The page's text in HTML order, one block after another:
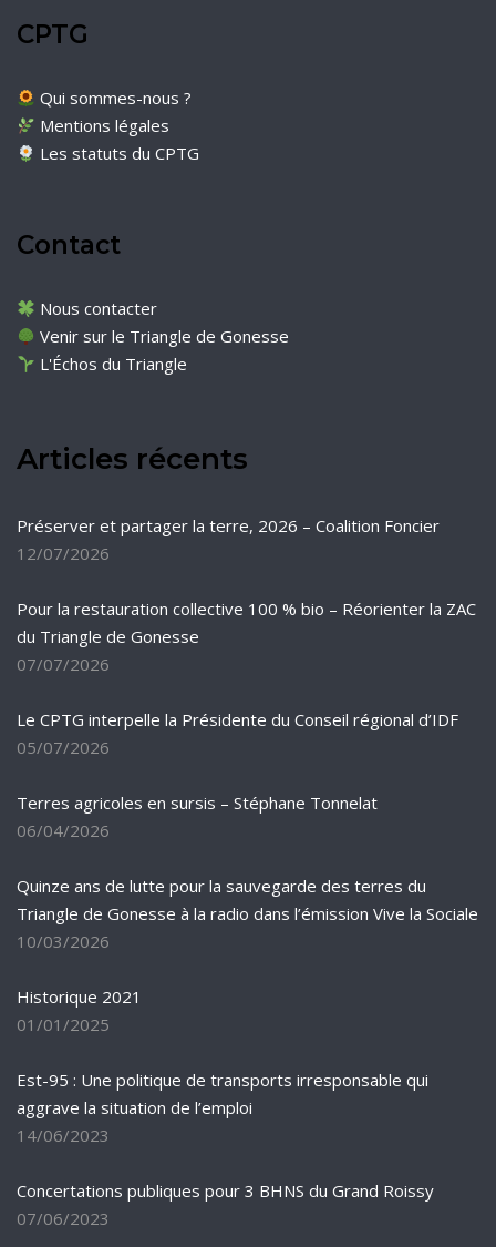
CPTG
Qui sommes-nous ?
Mentions légales
Les statuts du CPTG
Contact
Nous contacter
Venir sur le Triangle de Gonesse
L'Échos du Triangle
Articles récents
Préserver et partager la terre, 2026 – Coalition Foncier
12/07/2026
Pour la restauration collective 100 % bio – Réorienter la ZAC
du Triangle de Gonesse
07/07/2026
Le CPTG interpelle la Présidente du Conseil régional d’IDF
05/07/2026
Terres agricoles en sursis – Stéphane Tonnelat
06/04/2026
Quinze ans de lutte pour la sauvegarde des terres du
Triangle de Gonesse à la radio dans l’émission Vive la Sociale
10/03/2026
Historique 2021
01/01/2025
Est-95 : Une politique de transports irresponsable qui
aggrave la situation de l’emploi
14/06/2023
Concertations publiques pour 3 BHNS du Grand Roissy
07/06/2023